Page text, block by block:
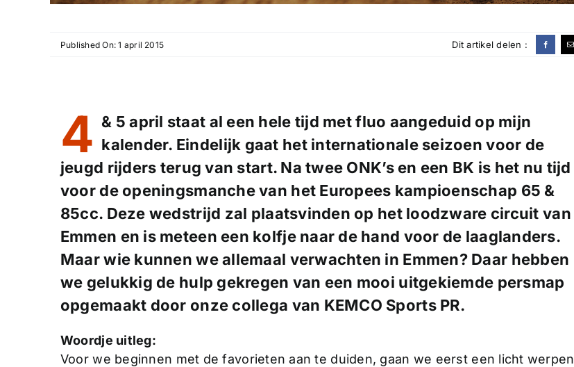
Published On: 1 april 2015 Dit artikel delen :
4 & 5 april staat al een hele tijd met fluo aangeduid op mijn
kalender. Eindelijk gaat het internationale seizoen voor de
jeugd rijders terug van start. Na twee ONK’s en een BK is het nu tijd
voor de openingsmanche van het Europees kampioenschap 65 &
85cc. Deze wedstrijd zal plaatsvinden op het loodzware circuit van
Emmen en is meteen een kolfje naar de hand voor de laaglanders.
Maar wie kunnen we allemaal verwachten in Emmen? Daar hebben
we gelukkig de hulp gekregen van een mooi uitgekiemde persmap
opgemaakt door onze collega van KEMCO Sports PR.
Woordje uitleg:
Voor we beginnen met de favorieten aan te duiden, gaan we eerst een licht werpen